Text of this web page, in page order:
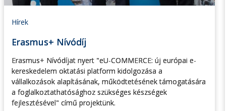
Hírek
Erasmus+ Nívódíj
Erasmus+ Nívódíjat nyert "eU-COMMERCE: új európai e-
kereskedelem oktatási platform kidolgozása a
vállalkozások alapításának, működtetésének támogatására
a foglalkoztathatósághoz szükséges készségek
fejlesztésével" című projektünk.